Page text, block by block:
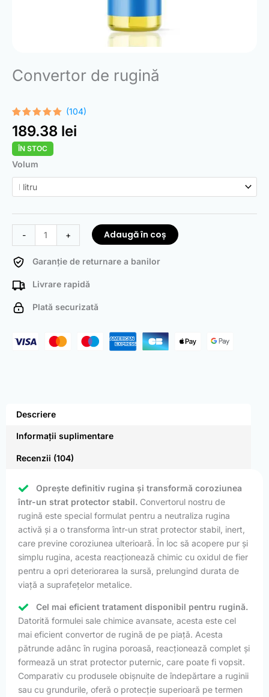
Convertor de rugină
Evaluat la
4.99din 5
pe baza a
104
evaluări de
la clienți
(104)
189.38 lei
ÎN STOC
Volum
-
Cantitate
Rust
Converter
+ Adaugă în coș
Garanție de returnare a banilor
Livrare rapidă
Plată securizată
Descriere
Informații suplimentare
Recenzii (104)
Oprește definitiv rugina și transformă coroziunea
într-un strat protector stabil. Convertorul nostru de
rugină este special formulat pentru a neutraliza rugina
activă și a o transforma într-un strat protector stabil, inert,
care previne coroziunea ulterioară. În loc să acopere pur și
simplu rugina, acesta reacționează chimic cu oxidul de fier
pentru a opri deteriorarea la sursă, prelungind durata de
viață a suprafețelor metalice.
Cel mai eficient tratament disponibil pentru rugină.
Datorită formulei sale chimice avansate, acesta este cel
mai eficient convertor de rugină de pe piață. Acesta
pătrunde adânc în rugina poroasă, reacționează complet și
formează un strat protector puternic, care poate fi vopsit.
Comparativ cu produsele obișnuite de îndepărtare a ruginii
sau cu grundurile, oferă o protecție superioară pe termen